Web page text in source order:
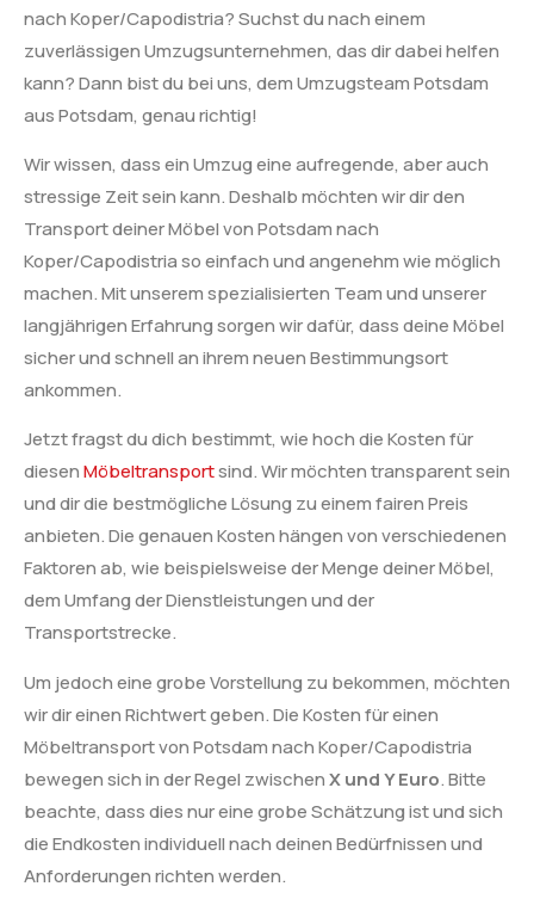
nach Koper/Capodistria? Suchst du nach einem
zuverlässigen Umzugsunternehmen, das dir dabei helfen
kann? Dann bist du bei uns, dem Umzugsteam Potsdam
aus Potsdam, genau richtig!
Wir wissen, dass ein Umzug eine aufregende, aber auch
stressige Zeit sein kann. Deshalb möchten wir dir den
Transport deiner Möbel von Potsdam nach
Koper/Capodistria so einfach und angenehm wie möglich
machen. Mit unserem spezialisierten Team und unserer
langjährigen Erfahrung sorgen wir dafür, dass deine Möbel
sicher und schnell an ihrem neuen Bestimmungsort
ankommen.
Jetzt fragst du dich bestimmt, wie hoch die Kosten für
diesenMöbeltransportsind. Wir möchten transparent sein
und dir die bestmögliche Lösung zu einem fairen Preis
anbieten. Die genauen Kosten hängen von verschiedenen
Faktoren ab, wie beispielsweise der Menge deiner Möbel,
dem Umfang der Dienstleistungen und der
Transportstrecke.
Um jedoch eine grobe Vorstellung zu bekommen, möchten
wir dir einen Richtwert geben. Die Kosten für einen
Möbeltransport von Potsdam nach Koper/Capodistria
bewegen sich in der Regel zwischenX und Y Euro. Bitte
beachte, dass dies nur eine grobe Schätzung ist und sich
die Endkosten individuell nach deinen Bedürfnissen und
Anforderungen richten werden.